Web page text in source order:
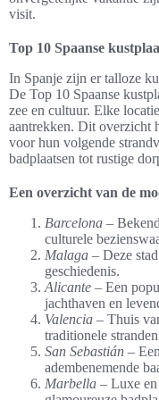
visit.
Top 10 Spaanse
In Spanje zijn er talloze
De Top 10 Spaanse
zee en cultuur. Elke
aantrekken. Dit overzicht
voor hun volgende
badplaatsen tot rustige
Een overzicht van de
Barcelona –
culturele
Malaga – Deze
geschiedenis.
Alicante – Een
jachthaven en
Valencia – Thuis
traditionele
San Sebastián –
adembenemende
Marbella – Luxe en